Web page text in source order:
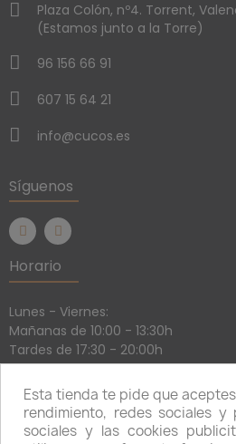
Plaza Colón, nº4. Torrent,
(Estamos junto a la Torre)
96 156 66 91
607 15 64 21
info@cucos.es
Síguenos
Horario
Lunes - Viernes:
Mañanas de 10:00 - 13:30h
Tardes de 17:30 - 20:00h
Mañanas de 10:30 - 13:30h
Tardes con cita previa
Esta tienda te pide que
rendimiento, redes sociales y
sociales y las cookies